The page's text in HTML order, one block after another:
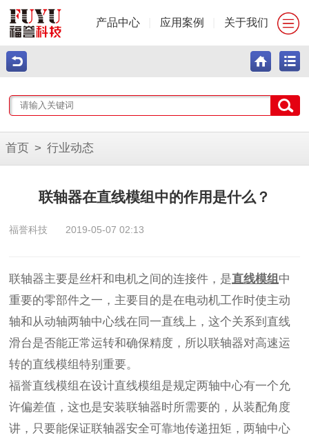
产品中心 应用案例 关于我们
首页 > 行业动态
联轴器在直线模组中的作用是什么？
福誉科技 2019-05-07 02:13
联轴器主要是丝杆和电机之间的连接件，是直线模组 中
重要的零部件之一，主要目的是在电动机工作时使主动
轴和从动轴两轴中心线在同一直线上，这个关系到直线
滑台是否能正常运转和确保精度，所以联轴器对高速运
转的直线模组特别重要。
福誉直线模组在设计直线模组是规定两轴中心有一个允
许偏差值，这也是安装联轴器时所需要的，从装配角度
讲，只要能保证联轴器安全可靠地传递扭矩，两轴中心